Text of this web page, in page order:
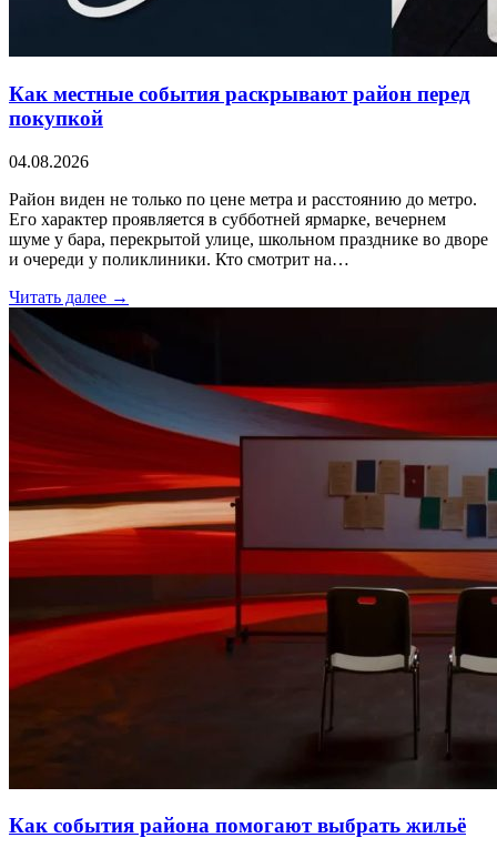
Как местные события раскрывают район перед
покупкой
04.08.2026
Район виден не только по цене метра и расстоянию до метро.
Его характер проявляется в субботней ярмарке, вечернем
шуме у бара, перекрытой улице, школьном празднике во дворе
и очереди у поликлиники. Кто смотрит на…
Читать далее →
Как события района помогают выбрать жильё